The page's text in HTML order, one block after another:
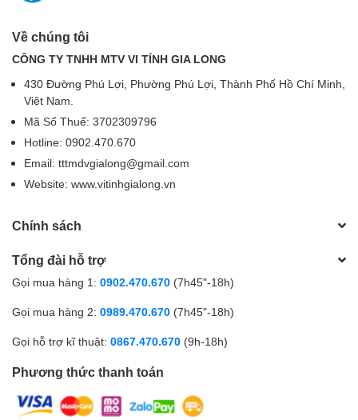
Về chúng tôi
CÔNG TY TNHH MTV VI TÍNH GIA LONG
430 Đường Phú Lợi, Phường Phú Lợi, Thành Phố Hồ Chí Minh,
Việt Nam.
Mã Số Thuế: 3702309796
Hotline: 0902.470.670
Email: tttmdvgialong@gmail.com
Website: www.vitinhgialong.vn
Chính sách
Tổng đài hỗ trợ
Gọi mua hàng 1: 0902.470.670 (7h45"-18h)
Gọi mua hàng 2: 0989.470.670 (7h45"-18h)
Gọi hỗ trợ kĩ thuật: 0867.470.670 (9h-18h)
Phương thức thanh toán